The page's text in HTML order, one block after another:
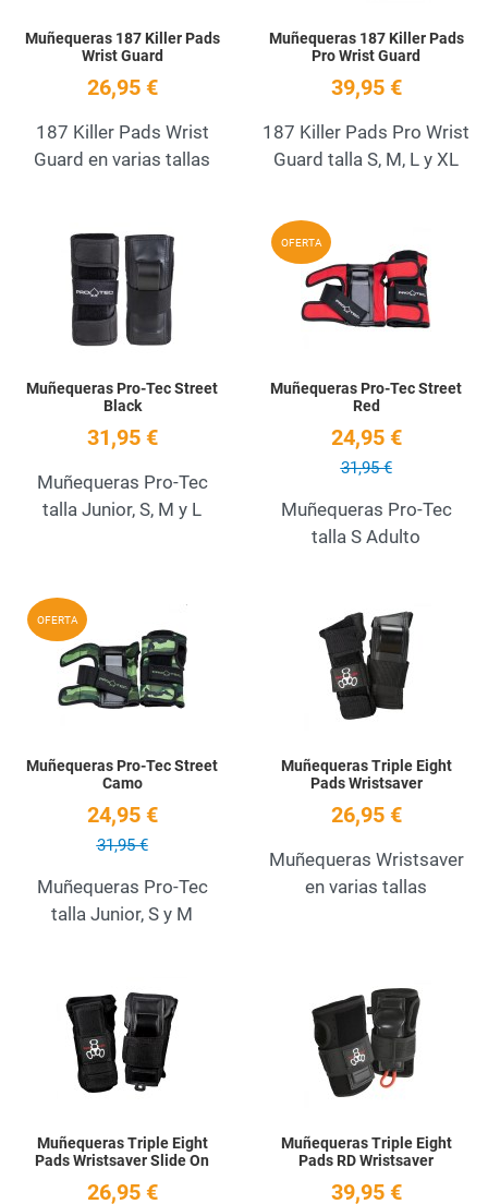
Muñequeras 187 Killer Pads
Wrist Guard
26,95 €
187 Killer Pads Wrist
Guard en varias tallas
Muñequeras 187 Killer Pads
Pro Wrist Guard
39,95 €
187 Killer Pads Pro Wrist
Guard talla S, M, L y XL
Add to Wishlist
Quick View
Muñequeras Pro-Tec Street
Black
31,95 €
Muñequeras Pro-Tec
talla Junior, S, M y L
OFERTA
Muñequeras Pro-Tec Street
Red
24,95 €
31,95 €
Muñequeras Pro-Tec
talla S Adulto
OFERTA Add to Wishlist
Muñequeras Pro-Tec Street
Camo
24,95 €
31,95 €
Muñequeras Pro-Tec
talla Junior, S y M
Muñequeras Triple Eight
Pads Wristsaver
26,95 €
Muñequeras Wristsaver
en varias tallas
Quick View
Muñequeras Triple Eight
Pads Wristsaver Slide On
26,95 €
Muñequeras Triple Eight
Pads RD Wristsaver
39,95 €